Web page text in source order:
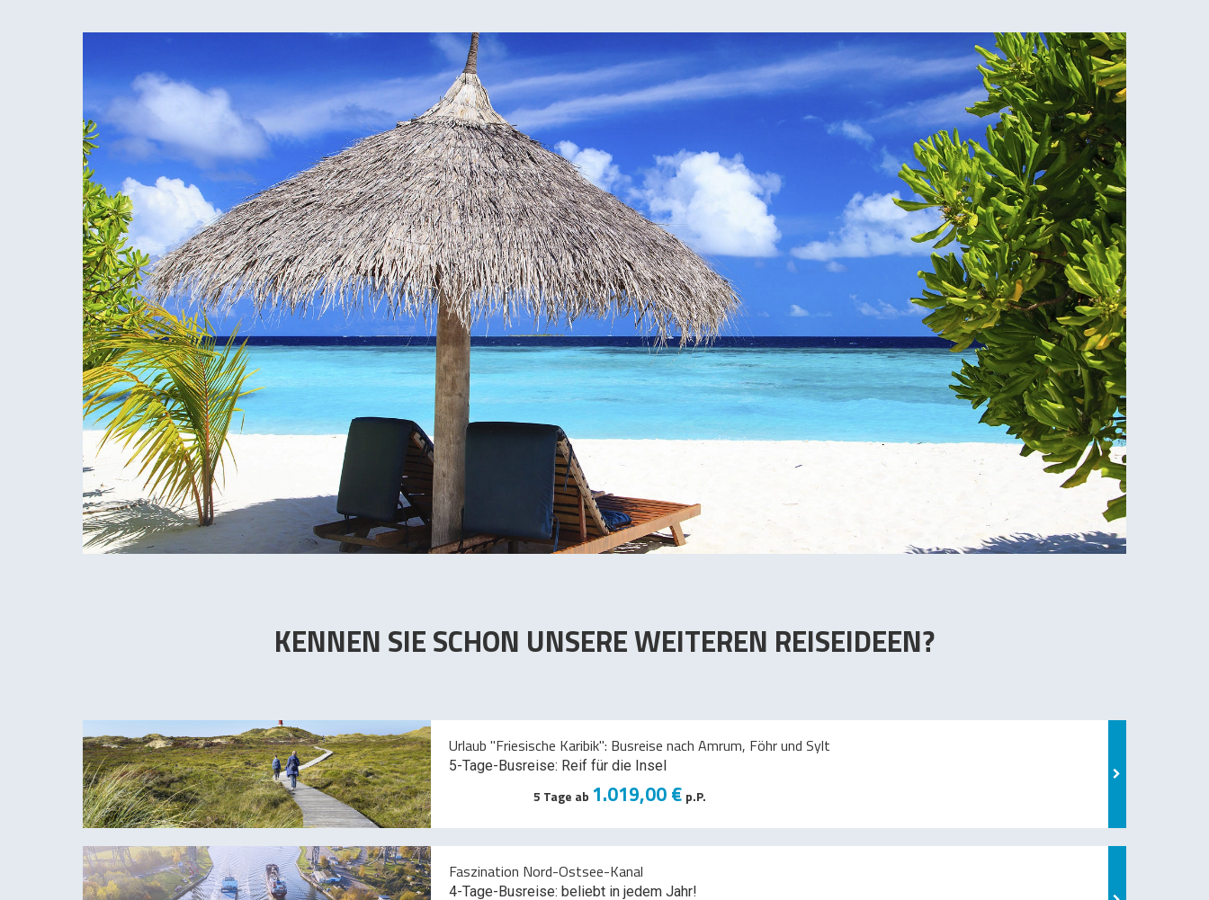
KENNEN SIE SCHON UNSERE WEITEREN REISEIDEEN?
Urlaub "Friesische Karibik": Busreise nach Amrum, Föhr und Sylt
5-Tage-Busreise: Reif für die Insel
5 Tage ab 1.019,00 € p.P.
Faszination Nord-Ostsee-Kanal
4-Tage-Busreise: beliebt in jedem Jahr!